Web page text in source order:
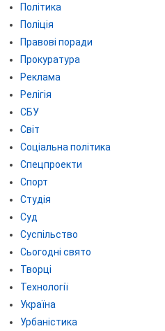
Політика
Поліція
Правові поради
Прокуратура
Реклама
Релігія
СБУ
Світ
Соціальна політика
Спецпроекти
Спорт
Студія
Суд
Суспільство
Сьогодні свято
Творці
Технології
Україна
Урбаністика